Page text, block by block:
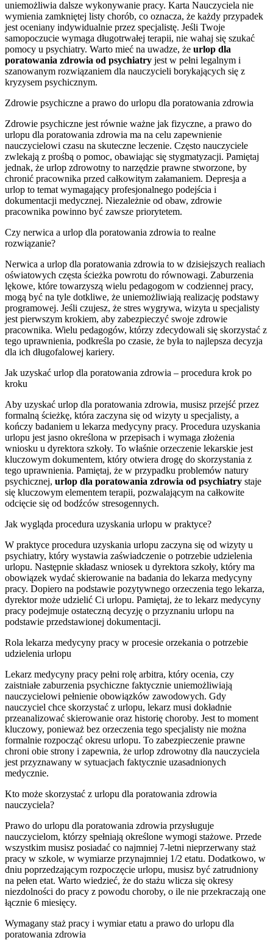
uniemożliwia dalsze wykonywanie pracy. Karta Nauczyciela nie
wymienia zamkniętej listy chorób, co oznacza, że każdy przypadek
jest oceniany indywidualnie przez specjalistę. Jeśli Twoje
samopoczucie wymaga długotrwałej terapii, nie wahaj się szukać
pomocy u psychiatry. Warto mieć na uwadze, że urlop dla
poratowania zdrowia od psychiatry jest w pełni legalnym i
szanowanym rozwiązaniem dla nauczycieli borykających się z
kryzysem psychicznym.
Zdrowie psychiczne a prawo do urlopu dla poratowania zdrowia
Zdrowie psychiczne jest równie ważne jak fizyczne, a prawo do
urlopu dla poratowania zdrowia ma na celu zapewnienie
nauczycielowi czasu na skuteczne leczenie. Często nauczyciele
zwlekają z prośbą o pomoc, obawiając się stygmatyzacji. Pamiętaj
jednak, że urlop zdrowotny to narzędzie prawne stworzone, by
chronić pracownika przed całkowitym załamaniem. Depresja a
urlop to temat wymagający profesjonalnego podejścia i
dokumentacji medycznej. Niezależnie od obaw, zdrowie
pracownika powinno być zawsze priorytetem.
Czy nerwica a urlop dla poratowania zdrowia to realne
rozwiązanie?
Nerwica a urlop dla poratowania zdrowia to w dzisiejszych realiach
oświatowych częsta ścieżka powrotu do równowagi. Zaburzenia
lękowe, które towarzyszą wielu pedagogom w codziennej pracy,
mogą być na tyle dotkliwe, że uniemożliwiają realizację podstawy
programowej. Jeśli czujesz, że stres wygrywa, wizyta u specjalisty
jest pierwszym krokiem, aby zabezpieczyć swoje zdrowie
pracownika. Wielu pedagogów, którzy zdecydowali się skorzystać z
tego uprawnienia, podkreśla po czasie, że była to najlepsza decyzja
dla ich długofalowej kariery.
Jak uzyskać urlop dla poratowania zdrowia – procedura krok po
kroku
Aby uzyskać urlop dla poratowania zdrowia, musisz przejść przez
formalną ścieżkę, która zaczyna się od wizyty u specjalisty, a
kończy badaniem u lekarza medycyny pracy. Procedura uzyskania
urlopu jest jasno określona w przepisach i wymaga złożenia
wniosku u dyrektora szkoły. To właśnie orzeczenie lekarskie jest
kluczowym dokumentem, który otwiera drogę do skorzystania z
tego uprawnienia. Pamiętaj, że w przypadku problemów natury
psychicznej, urlop dla poratowania zdrowia od psychiatry staje
się kluczowym elementem terapii, pozwalającym na całkowite
odcięcie się od bodźców stresogennych.
Jak wygląda procedura uzyskania urlopu w praktyce?
W praktyce procedura uzyskania urlopu zaczyna się od wizyty u
psychiatry, który wystawia zaświadczenie o potrzebie udzielenia
urlopu. Następnie składasz wniosek u dyrektora szkoły, który ma
obowiązek wydać skierowanie na badania do lekarza medycyny
pracy. Dopiero na podstawie pozytywnego orzeczenia tego lekarza,
dyrektor może udzielić Ci urlopu. Pamiętaj, że to lekarz medycyny
pracy podejmuje ostateczną decyzję o przyznaniu urlopu na
podstawie przedstawionej dokumentacji.
Rola lekarza medycyny pracy w procesie orzekania o potrzebie
udzielenia urlopu
Lekarz medycyny pracy pełni rolę arbitra, który ocenia, czy
zaistniałe zaburzenia psychiczne faktycznie uniemożliwiają
nauczycielowi pełnienie obowiązków zawodowych. Gdy
nauczyciel chce skorzystać z urlopu, lekarz musi dokładnie
przeanalizować skierowanie oraz historię choroby. Jest to moment
kluczowy, ponieważ bez orzeczenia tego specjalisty nie można
formalnie rozpocząć okresu urlopu. To zabezpieczenie prawne
chroni obie strony i zapewnia, że urlop zdrowotny dla nauczyciela
jest przyznawany w sytuacjach faktycznie uzasadnionych
medycznie.
Kto może skorzystać z urlopu dla poratowania zdrowia
nauczyciela?
Prawo do urlopu dla poratowania zdrowia przysługuje
nauczycielom, którzy spełniają określone wymogi stażowe. Przede
wszystkim musisz posiadać co najmniej 7-letni nieprzerwany staż
pracy w szkole, w wymiarze przynajmniej 1/2 etatu. Dodatkowo, w
dniu poprzedzającym rozpoczęcie urlopu, musisz być zatrudniony
na pełen etat. Warto wiedzieć, że do stażu wlicza się okresy
niezdolności do pracy z powodu choroby, o ile nie przekraczają one
łącznie 6 miesięcy.
Wymagany staż pracy i wymiar etatu a prawo do urlopu dla
poratowania zdrowia